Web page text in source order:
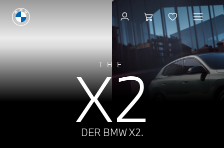
THE
X2
DER BMW X2.
Konfigurieren & Preise